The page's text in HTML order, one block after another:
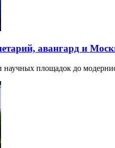
авангард и
научных площадок до